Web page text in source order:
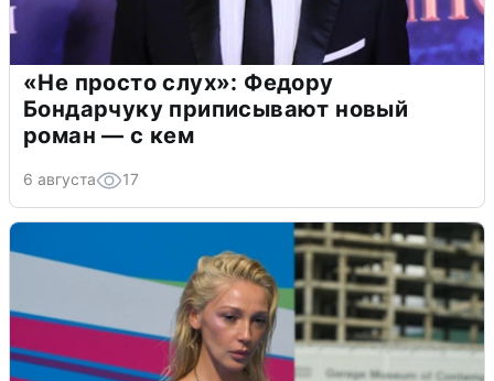
«Не просто слух»: Федору
Бондарчуку приписывают новый
роман — с кем
6 августа 17